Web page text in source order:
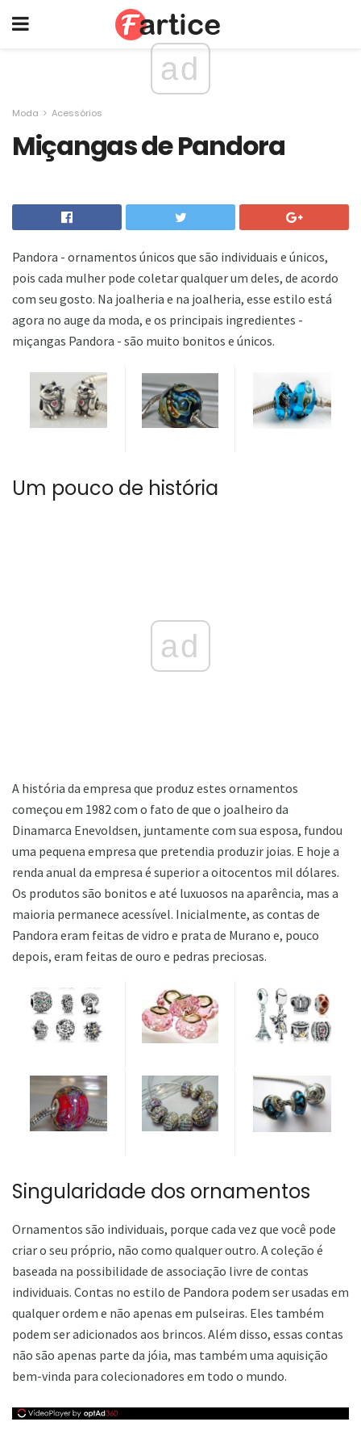
ad
Moda Acessórios
Miçangas de Pandora
Pandora - ornamentos únicos que são individuais e únicos,
pois cada mulher pode coletar qualquer um deles, de acordo
com seu gosto. Na joalheria e na joalheria, esse estilo está
agora no auge da moda, e os principais ingredientes -
miçangas Pandora - são muito bonitos e únicos.
Um pouco de história
ad
A história da empresa que produz estes ornamentos
começou em 1982 com o fato de que o joalheiro da
Dinamarca Enevoldsen, juntamente com sua esposa, fundou
uma pequena empresa que pretendia produzir joias. E hoje a
renda anual da empresa é superior a oitocentos mil dólares.
Os produtos são bonitos e até luxuosos na aparência, mas a
maioria permanece acessível. Inicialmente, as contas de
Pandora eram feitas de vidro e prata de Murano e, pouco
depois, eram feitas de ouro e pedras preciosas.
Singularidade dos ornamentos
Ornamentos são individuais, porque cada vez que você pode
criar o seu próprio, não como qualquer outro. A coleção é
baseada na possibilidade de associação livre de contas
individuais. Contas no estilo de Pandora podem ser usadas em
qualquer ordem e não apenas em pulseiras. Eles também
podem ser adicionados aos brincos. Além disso, essas contas
não são apenas parte da jóia, mas também uma aquisição
bem-vinda para colecionadores em todo o mundo.